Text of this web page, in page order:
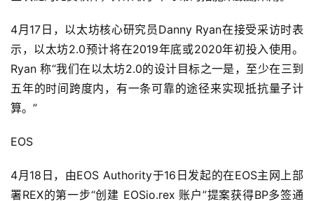
4月17日，以太坊核心研究员Danny Ryan在接受采访时表
示，以太坊2.0预计将在2019年底或2020年初投入使用。
Ryan 称“我们在以太坊2.0的设计目标之一是，至少在三到
五年的时间跨度内，有一条可靠的途径来实现抵抗量子计
算。”
EOS
4月18日，由EOS Authority于16日发起的在EOS主网上部
署REX的第一步“创建 EOSio.rex 账户”提案获得BP多签通